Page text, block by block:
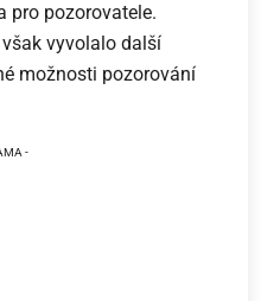
pro pozorovatele.
vyvolalo další
možnosti pozorování